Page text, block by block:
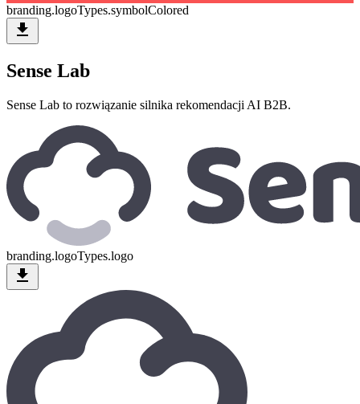
branding.logoTypes.symbolColored
download
Sense Lab
Sense Lab to rozwiązanie silnika rekomendacji AI B2B.
branding.logoTypes.logo
download